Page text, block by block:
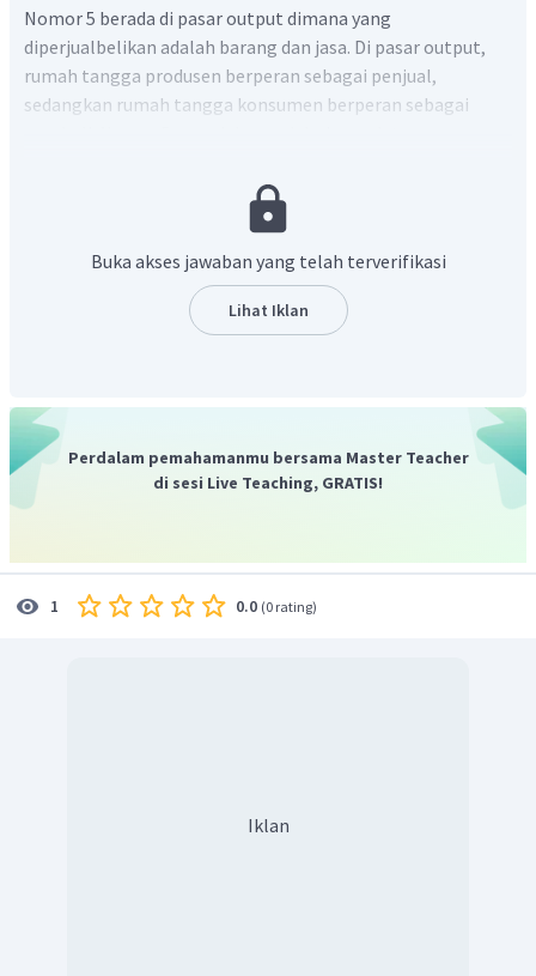
Nomor 5 berada di pasar output dimana yang
diperjualbelikan adalah barang dan jasa. Di pasar output,
rumah tangga produsen berperan sebagai penjual,
sedangkan rumah tangga konsumen berperan sebagai
Dengan demikian dapat disimpulkan bahwa nomor 5 adalah
kegiatan arus uang dari konsumen ke produsen untuk
Buka akses jawaban yang telah terverifikasi
Lihat Iklan
Perdalam pemahamanmu bersama Master Teacher
di sesi Live Teaching, GRATIS!
1 0.0 (0 rating)
Iklan